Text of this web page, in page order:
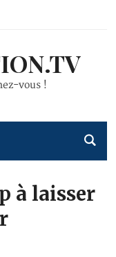
vous !
à laisser